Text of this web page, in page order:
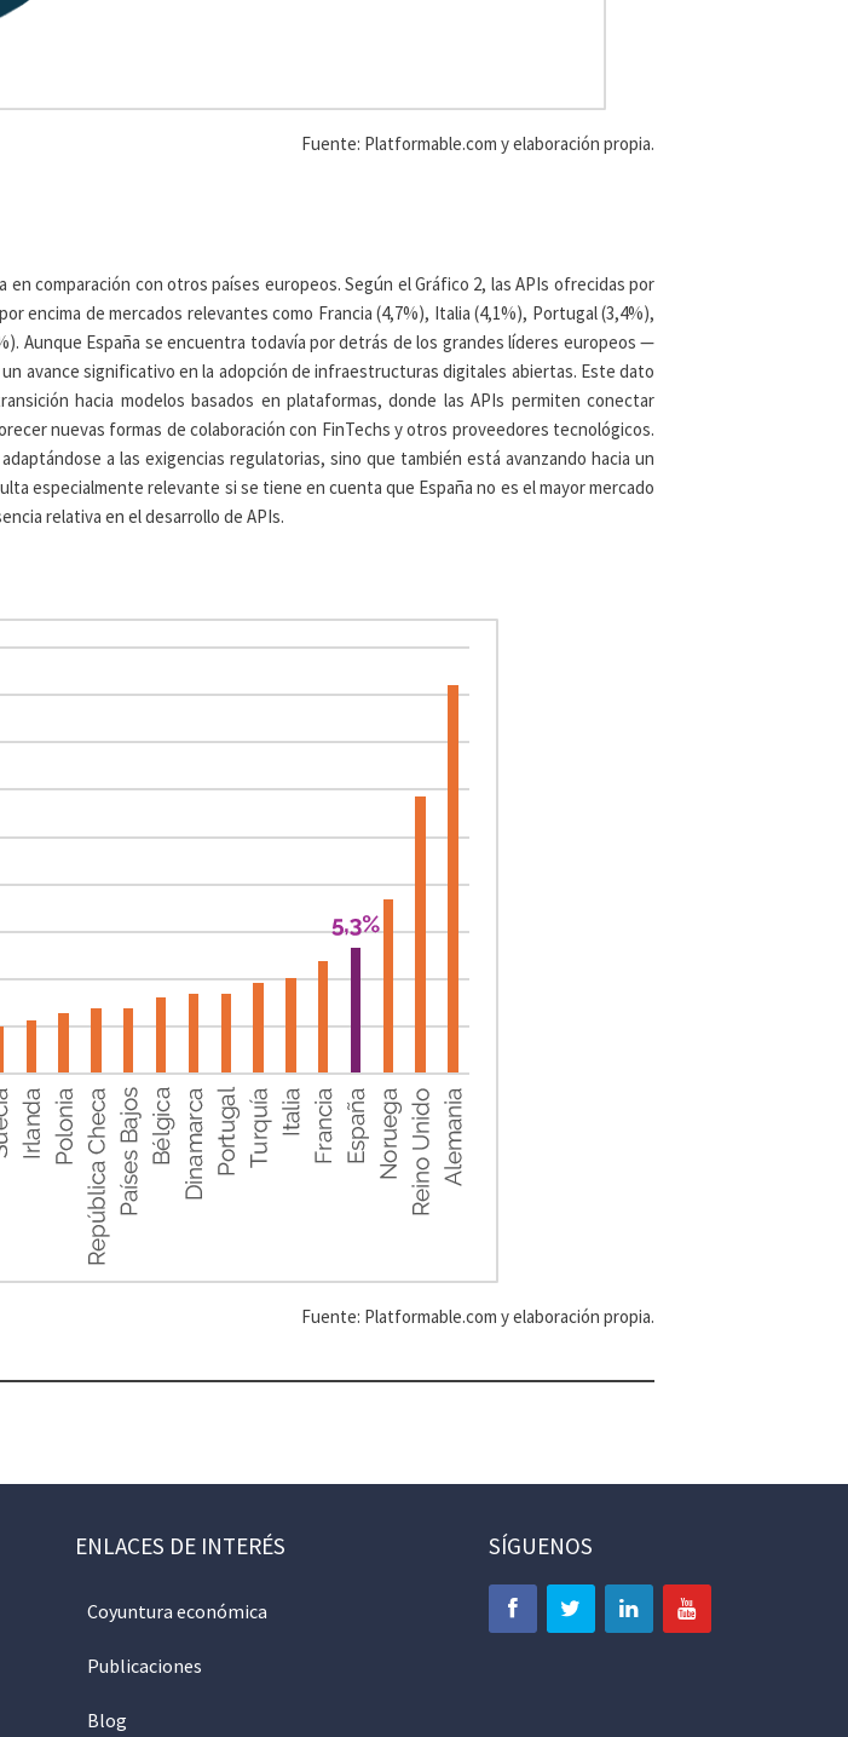
Fuente: Platformable.com y elaboración propia.
comparación con otros países europeos. Según el Gráfico 2, las APIs ofrecidas por
encima de mercados relevantes como Francia (4,7%), Italia (4,1%), Portugal (3,4%),
Aunque España se encuentra todavía por detrás de los grandes líderes europeos —
avance significativo en la adopción de infraestructuras digitales abiertas. Este dato
hacia modelos basados en plataformas, donde las APIs permiten conectar
nuevas formas de colaboración con FinTechs y otros proveedores tecnológicos.
a las exigencias regulatorias, sino que también está avanzando hacia un
especialmente relevante si se tiene en cuenta que España no es el mayor mercado
relativa en el desarrollo de APIs.
Fuente: Platformable.com y elaboración propia.
ENLACES DE INTERÉS
Coyuntura económica
Publicaciones
Blog
SÍGUENOS